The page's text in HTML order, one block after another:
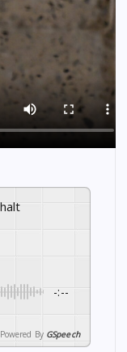
-:--
Powered By GSpeech